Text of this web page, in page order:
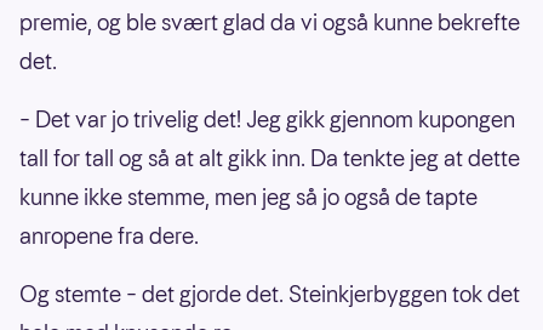
premie, og ble svært glad da vi også kunne bekrefte
det.
– Det var jo trivelig det! Jeg gikk gjennom kupongen
tall for tall og så at alt gikk inn. Da tenkte jeg at dette
kunne ikke stemme, men jeg så jo også de tapte
anropene fra dere.
Og stemte – det gjorde det. Steinkjerbyggen tok det